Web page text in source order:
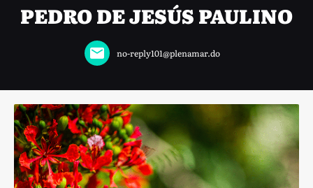
PEDRO DE JESÚS PAULINO
no-reply101@plenamar.do